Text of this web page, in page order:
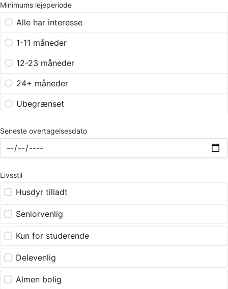
Minimums lejeperiode
Alle har interesse
1-11 måneder
12-23 måneder
24+ måneder
Ubegrænset
Seneste overtagelsesdato
Livsstil
Husdyr tilladt
Seniorvenlig
Kun for studerende
Delevenlig
Almen bolig